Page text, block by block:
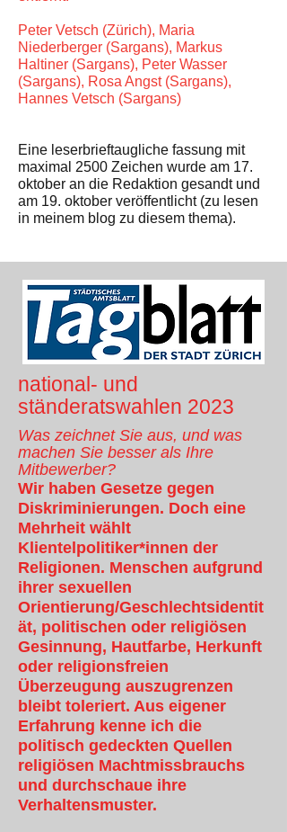
Peter Vetsch (Zürich), Maria
Niederberger (Sargans), Markus
Haltiner (Sargans), Peter Wasser
(Sargans), Rosa Angst (Sargans),
Hannes Vetsch (Sargans)
Eine leserbrieftaugliche fassung mit
maximal 2500 Zeichen wurde am 17.
oktober an die Redaktion gesandt und
am 19. oktober veröffentlicht (zu lesen
in meinem blog zu diesem thema).
national- und
ständeratswahlen 2023
Was zeichnet Sie aus, und was
machen Sie besser als Ihre
Mitbewerber?
Wir haben Gesetze gegen
Diskriminierungen. Doch eine
Mehrheit wählt
Klientelpolitiker*innen der
Religionen. Menschen aufgrund
ihrer sexuellen
Orientierung/Geschlechtsidentit
ät, politischen oder religiösen
Gesinnung, Hautfarbe, Herkunft
oder religionsfreien
Überzeugung auszugrenzen
bleibt toleriert. Aus eigener
Erfahrung kenne ich die
politisch gedeckten Quellen
religiösen Machtmissbrauchs
und durchschaue ihre
Verhaltensmuster.